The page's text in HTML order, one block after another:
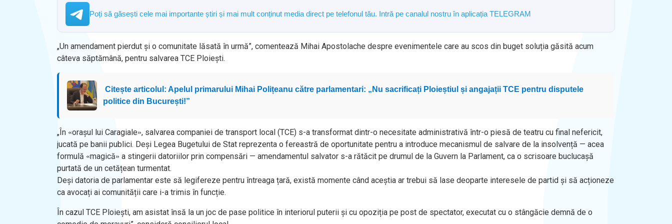
Poți să găsești cele mai importante știri și mai mult conținut media direct pe telefonul tău. Intră pe canalul nostru în aplicația TELEGRAM
„Un amendament pierdut și o comunitate lăsată în urmă”, comentează Mihai Apostolache despre evenimentele care au scos din buget soluția găsită acum
câteva săptămână, pentru salvarea TCE Ploiești.
Citește articolul: Apelul primarului Mihai Polițeanu către parlamentari: „Nu sacrificați Ploieștiul și angajații TCE pentru disputele
politice din București!”
„​În «orașul lui Caragiale», salvarea companiei de transport local (TCE) s-a transformat dintr-o necesitate administrativă într-o piesă de teatru cu final nefericit,
jucată pe banii publici. ​Deși Legea Bugetului de Stat reprezenta o fereastră de oportunitate pentru a introduce mecanismul de salvare de la insolvență — acea
formulă «magică» a stingerii datoriilor prin compensări — amendamentul salvator s-a rătăcit pe drumul de la Guvern la Parlament, ca o scrisoare buclucașă
purtată de un cetățean turmentat.
Deși datoria de parlamentar este să legifereze pentru întreaga țară, există momente când aceștia ar trebui să lase deoparte interesele de partid și să acționeze
ca avocați ai comunității care i-a trimis în funcție.
În cazul TCE Ploiești, am asistat însă la un joc de pase politice în interiorul puterii și cu opoziția pe post de spectator, executat cu o stângăcie demnă de o